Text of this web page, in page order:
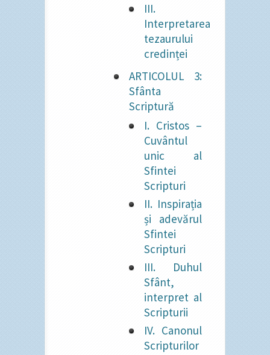
III.
Interpretarea
tezaurului
credinței
ARTICOLUL 3:
Sfânta
Scriptură
I. Cristos –
Cuvântul
unic al
Sfintei
Scripturi
II. Inspirația
și adevărul
Sfintei
Scripturi
III. Duhul
Sfânt,
interpret al
Scripturii
IV. Canonul
Scripturilor